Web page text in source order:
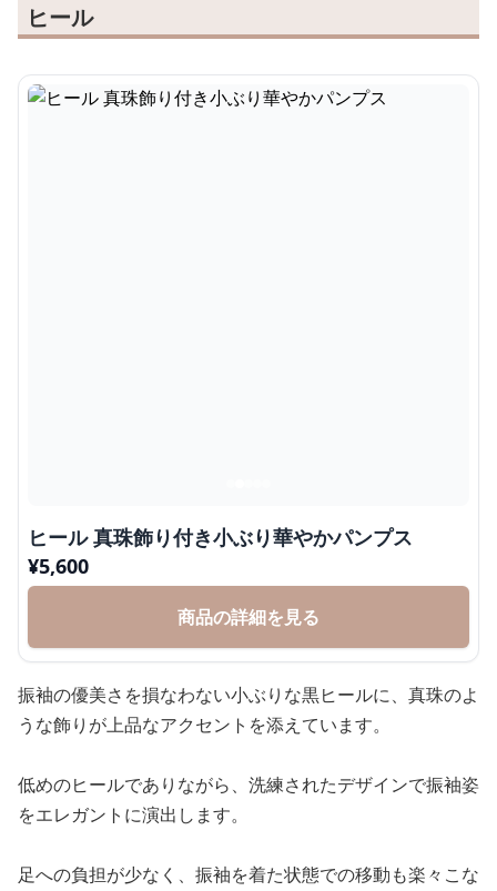
ヒール
ヒール 真珠飾り付き小ぶり華やかパンプス
¥5,600
商品の詳細を見る
振袖の優美さを損なわない小ぶりな黒ヒールに、真珠のよ
うな飾りが上品なアクセントを添えています。
低めのヒールでありながら、洗練されたデザインで振袖姿
をエレガントに演出します。
足への負担が少なく、振袖を着た状態での移動も楽々こな